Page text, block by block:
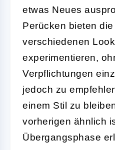
etwas Neues
Perücken bieten
verschiedenen
experimentieren,
Verpflichtungen
jedoch zu
einem Stil zu
vorherigen ähnlich
Übergangsphase